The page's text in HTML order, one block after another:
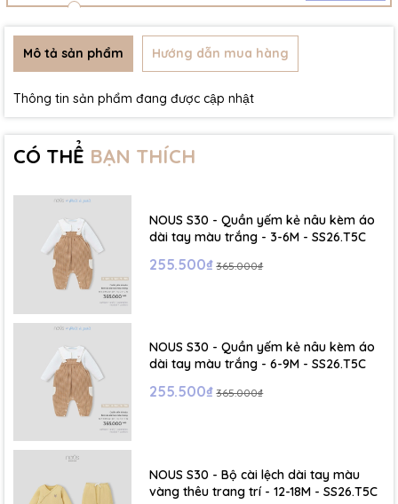
Mô tả sản phẩm Hướng dẫn mua hàng
Thông tin sản phẩm đang được cập nhật
CÓ THỂ BẠN THÍCH
NOUS S30 - Quần yếm kẻ nâu kèm áo
dài tay màu trắng - 3-6M - SS26.T5C
255.500₫ 365.000₫
NOUS S30 - Quần yếm kẻ nâu kèm áo
dài tay màu trắng - 6-9M - SS26.T5C
255.500₫ 365.000₫
NOUS S30 - Bộ cài lệch dài tay màu
vàng thêu trang trí - 12-18M - SS26.T5C